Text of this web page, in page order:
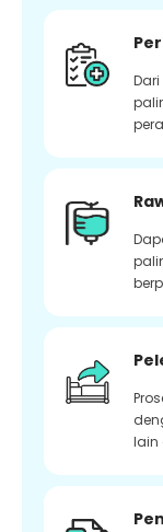
lain